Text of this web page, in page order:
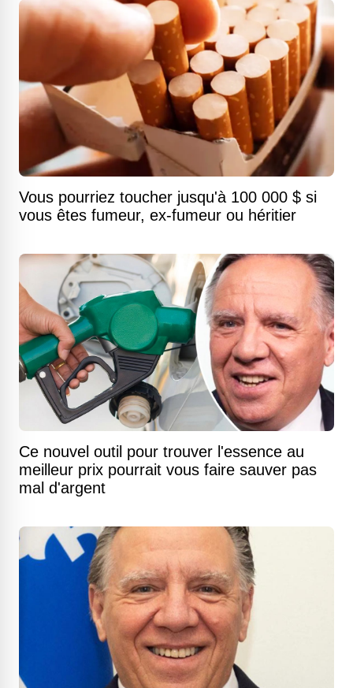
Vous pourriez toucher jusqu'à 100 000 $ si
vous êtes fumeur, ex-fumeur ou héritier
Ce nouvel outil pour trouver l'essence au
meilleur prix pourrait vous faire sauver pas
mal d'argent